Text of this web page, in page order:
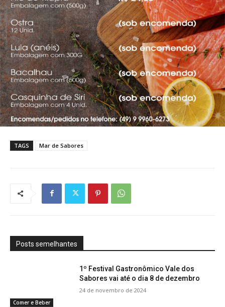
TAGS Mar de Sabores
Posts semelhantes
Comer e Beber
1º Festival Gastronômico Vale dos
Sabores vai até o dia 8 de dezembro
24 de novembro de 2024